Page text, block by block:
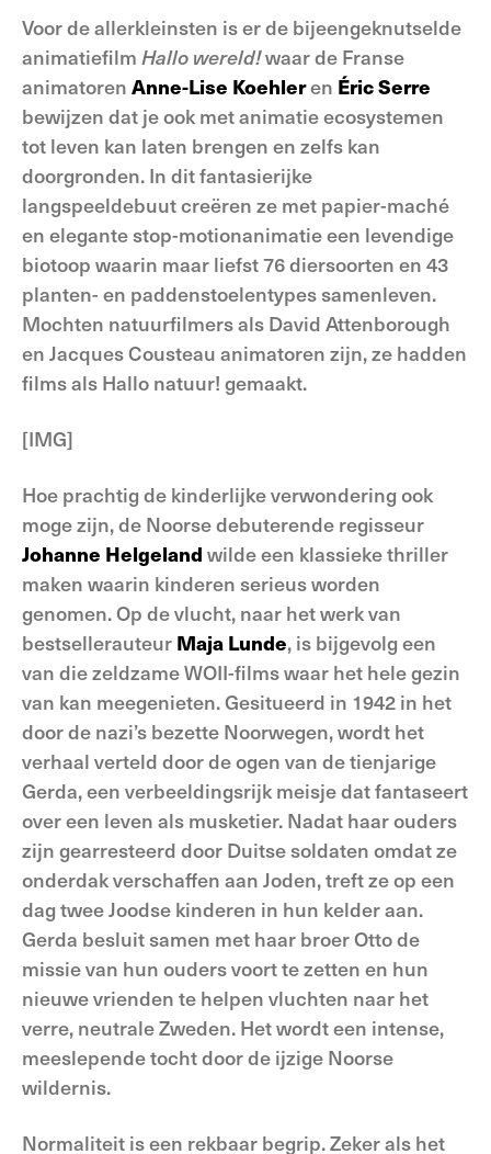
Voor de allerkleinsten is er de bijeengeknutselde
animatiefilm Hallo wereld!waar de Franse
animatoren Anne-Lise Koehleren Éric Serre
bewijzen dat je ook met animatie ecosystemen
tot leven kan laten brengen en zelfs kan
doorgronden. In dit fantasierijke
langspeeldebuut creëren ze met papier-maché
en elegante stop-motionanimatie een levendige
biotoop waarin maar liefst 76 diersoorten en 43
planten- en paddenstoelentypes samenleven.
Mochten natuurfilmers als David Attenborough
en Jacques Cousteau animatoren zijn, ze hadden
films als Hallo natuur! gemaakt.
[IMG]
Hoe prachtig de kinderlijke verwondering ook
moge zijn, de Noorse debuterende regisseur
Johanne Helgeland wilde een klassieke thriller
maken waarin kinderen serieus worden
genomen. Op de vlucht, naar het werk van
bestsellerauteur Maja Lunde, is bijgevolg een
van die zeldzame WOII-films waar het hele gezin
van kan meegenieten. Gesitueerd in 1942 in het
door de nazi’s bezette Noorwegen, wordt het
verhaal verteld door de ogen van de tienjarige
Gerda, een verbeeldingsrijk meisje dat fantaseert
over een leven als musketier. Nadat haar ouders
zijn gearresteerd door Duitse soldaten omdat ze
onderdak verschaffen aan Joden, treft ze op een
dag twee Joodse kinderen in hun kelder aan.
Gerda besluit samen met haar broer Otto de
missie van hun ouders voort te zetten en hun
nieuwe vrienden te helpen vluchten naar het
verre, neutrale Zweden. Het wordt een intense,
meeslepende tocht door de ijzige Noorse
wildernis.
Normaliteit is een rekbaar begrip. Zeker als het